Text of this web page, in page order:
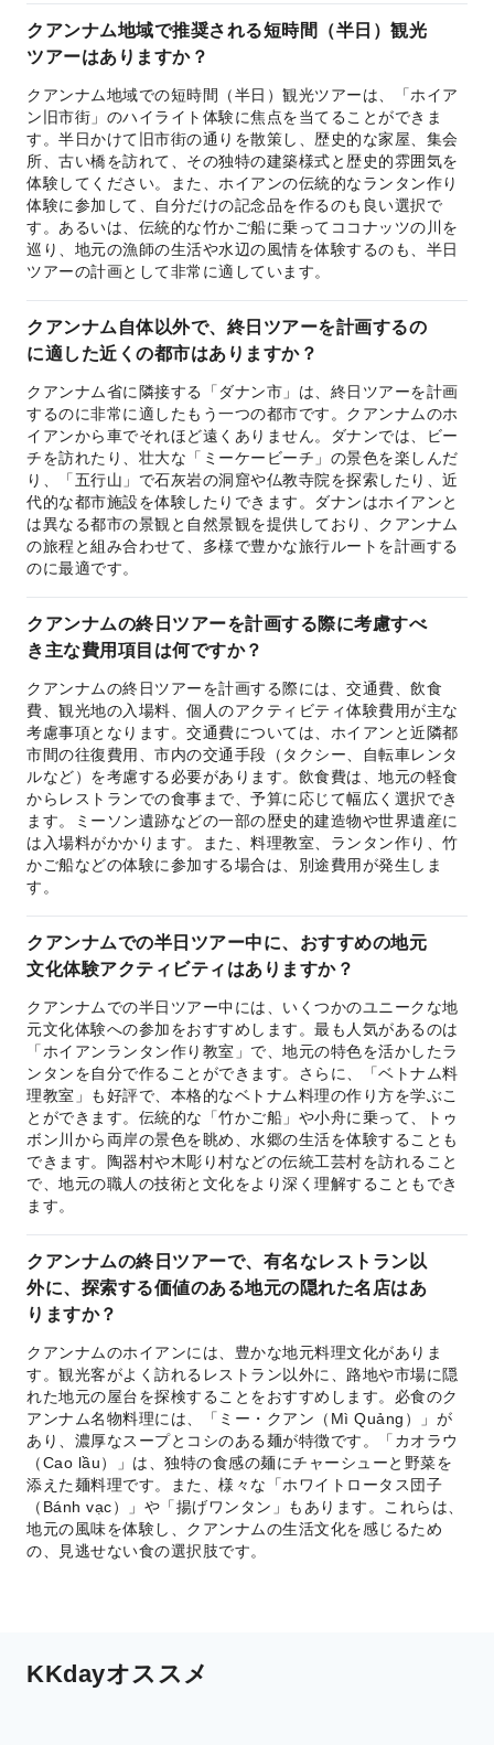
クアンナム地域で推奨される短時間（半日）観光
ツアーはありますか？
クアンナム地域での短時間（半日）観光ツアーは、「ホイア
ン旧市街」のハイライト体験に焦点を当てることができま
す。半日かけて旧市街の通りを散策し、歴史的な家屋、集会
所、古い橋を訪れて、その独特の建築様式と歴史的雰囲気を
体験してください。また、ホイアンの伝統的なランタン作り
体験に参加して、自分だけの記念品を作るのも良い選択で
す。あるいは、伝統的な竹かご船に乗ってココナッツの川を
巡り、地元の漁師の生活や水辺の風情を体験するのも、半日
ツアーの計画として非常に適しています。
クアンナム自体以外で、終日ツアーを計画するの
に適した近くの都市はありますか？
クアンナム省に隣接する「ダナン市」は、終日ツアーを計画
するのに非常に適したもう一つの都市です。クアンナムのホ
イアンから車でそれほど遠くありません。ダナンでは、ビー
チを訪れたり、壮大な「ミーケービーチ」の景色を楽しんだ
り、「五行山」で石灰岩の洞窟や仏教寺院を探索したり、近
代的な都市施設を体験したりできます。ダナンはホイアンと
は異なる都市の景観と自然景観を提供しており、クアンナム
の旅程と組み合わせて、多様で豊かな旅行ルートを計画する
のに最適です。
クアンナムの終日ツアーを計画する際に考慮すべ
き主な費用項目は何ですか？
クアンナムの終日ツアーを計画する際には、交通費、飲食
費、観光地の入場料、個人のアクティビティ体験費用が主な
考慮事項となります。交通費については、ホイアンと近隣都
市間の往復費用、市内の交通手段（タクシー、自転車レンタ
ルなど）を考慮する必要があります。飲食費は、地元の軽食
からレストランでの食事まで、予算に応じて幅広く選択でき
ます。ミーソン遺跡などの一部の歴史的建造物や世界遺産に
は入場料がかかります。また、料理教室、ランタン作り、竹
かご船などの体験に参加する場合は、別途費用が発生しま
す。
クアンナムでの半日ツアー中に、おすすめの地元
文化体験アクティビティはありますか？
クアンナムでの半日ツアー中には、いくつかのユニークな地
元文化体験への参加をおすすめします。最も人気があるのは
「ホイアンランタン作り教室」で、地元の特色を活かしたラ
ンタンを自分で作ることができます。さらに、「ベトナム料
理教室」も好評で、本格的なベトナム料理の作り方を学ぶこ
とができます。伝統的な「竹かご船」や小舟に乗って、トゥ
ボン川から両岸の景色を眺め、水郷の生活を体験することも
できます。陶器村や木彫り村などの伝統工芸村を訪れること
で、地元の職人の技術と文化をより深く理解することもでき
ます。
クアンナムの終日ツアーで、有名なレストラン以
外に、探索する価値のある地元の隠れた名店はあ
りますか？
クアンナムのホイアンには、豊かな地元料理文化がありま
す。観光客がよく訪れるレストラン以外に、路地や市場に隠
れた地元の屋台を探検することをおすすめします。必食のク
アンナム名物料理には、「ミー・クアン（Mì Quảng）」が
あり、濃厚なスープとコシのある麺が特徴です。「カオラウ
（Cao lầu）」は、独特の食感の麺にチャーシューと野菜を
添えた麺料理です。また、様々な「ホワイトロータス団子
（Bánh vạc）」や「揚げワンタン」もあります。これらは、
地元の風味を体験し、クアンナムの生活文化を感じるため
の、見逃せない食の選択肢です。
KKdayオススメ